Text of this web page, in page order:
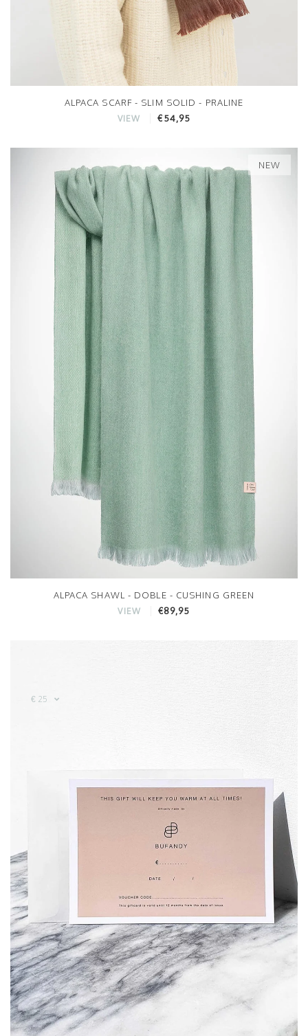
ALPACA SCARF - SLIM SOLID - PRALINE
VIEW €54,95
NEW
ALPACA SHAWL - DOBLE - CUSHING GREEN
VIEW €89,95